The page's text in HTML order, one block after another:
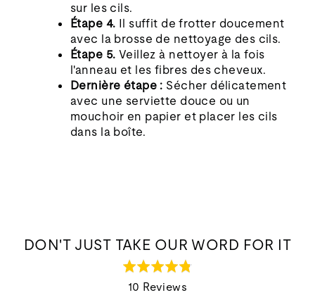
sur les cils.
Étape 4. Il suffit de frotter doucement
avec la brosse de nettoyage des cils.
Étape 5. Veillez à nettoyer à la fois
l'anneau et les fibres des cheveux.
Dernière étape : Sécher délicatement
avec une serviette douce ou un
mouchoir en papier et placer les cils
dans la boîte.
DON'T JUST TAKE OUR WORD FOR IT
Rated
4.8
10 Reviews